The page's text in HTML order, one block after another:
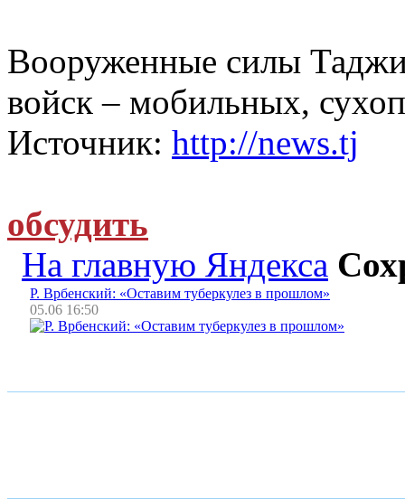
Вооруженные силы
войск – мобильных,
Источник: http://news.tj
обсудить
На главную Яндекса
Р. Врбенский: «Оставим туберкулез в прошлом»
05.06 16:50